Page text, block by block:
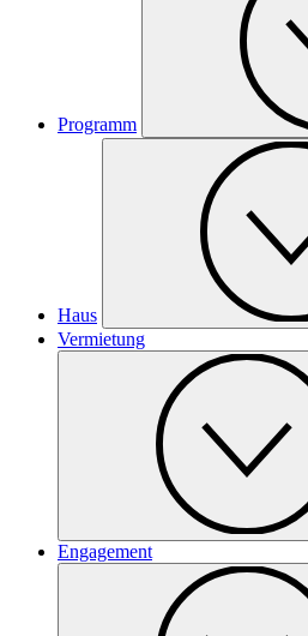
Programm
Haus
Vermietung
Engagement